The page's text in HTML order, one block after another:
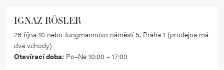
IGNAZ RÖSLER
28 října 10 nebo Jungmannovo náměstí 5, Praha 1 (prodejna má
dva vchody)
Otevírací doba: Po–Ne 10:00 – 17:00